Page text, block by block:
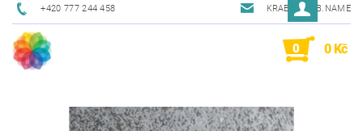
+420 777 244 458 KRAB@KRAB.NAME
0 0 Kč